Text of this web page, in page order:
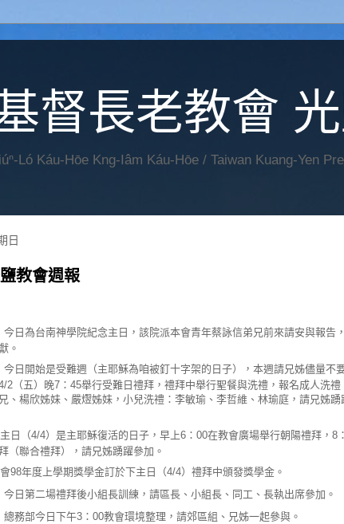
督長老教會
Ló Káu-Hōe Kng-Iâm Káu-Hōe / Taiwan Kuang-Yen
日
教會週報
今日為台南神學院紀念主日，該院派本會青年蔡詠信弟兄前來請安與報告
。
今日開始是受難週（主耶穌為咱被釘十字架的日子），本週請兄姊儘量不
2（五）晚7：45舉行受難日禮拜，禮拜中舉行聖餐與洗禮，報名成人洗禮
、楊欣姊妹、嚴熤姊妹，小兒洗禮：李敏瑜、李哲維、林瑜庭，請兄姊踴
主日（4/4）是主耶穌復活的日子，早上6：00在教會廣場舉行朝陽禮拜，8
（聯合禮拜），請兄姊踴躍參加。
會98年度上學期獎學金訂於下主日（4/4）禮拜中頒發獎學金。
今日第二場禮拜後小組長訓練，請區長、小組長、同工、長執出席參加。
總務部今日下午3：00教會環境整理，請郊區組、兄姊一起參與。